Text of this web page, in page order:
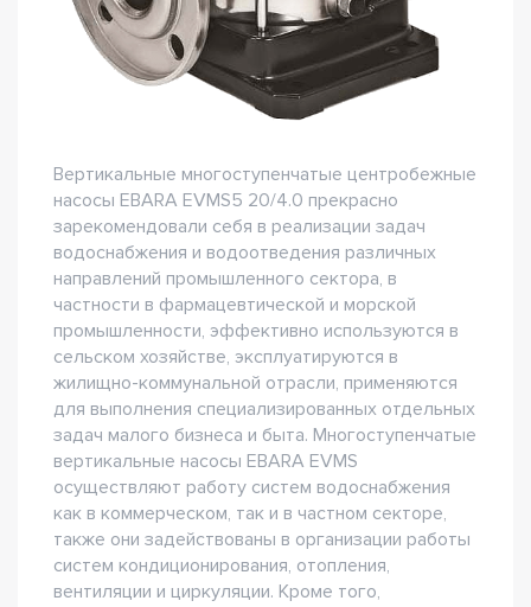
Вертикальные многоступенчатые центробежные
насосы EBARA EVMS5 20/4.0 прекрасно
зарекомендовали себя в реализации задач
водоснабжения и водоотведения различных
направлений промышленного сектора, в
частности в фармацевтической и морской
промышленности, эффективно используются в
сельском хозяйстве, эксплуатируются в
жилищно-коммунальной отрасли, применяются
для выполнения специализированных отдельных
задач малого бизнеса и быта. Многоступенчатые
вертикальные насосы EBARA EVMS
осуществляют работу систем водоснабжения
как в коммерческом, так и в частном секторе,
также они задействованы в организации работы
систем кондиционирования, отопления,
вентиляции и циркуляции. Кроме того,